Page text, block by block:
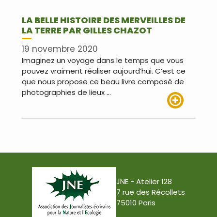
LA BELLE HISTOIRE DES MERVEILLES DE
LA TERRE PAR GILLES CHAZOT
19 novembre 2020
Imaginez un voyage dans le temps que vous
pouvez vraiment réaliser aujourd’hui. C’est ce
que nous propose ce beau livre composé de
photographies de lieux …
JNE - Atelier 128
7 rue des Récollets
75010 Paris